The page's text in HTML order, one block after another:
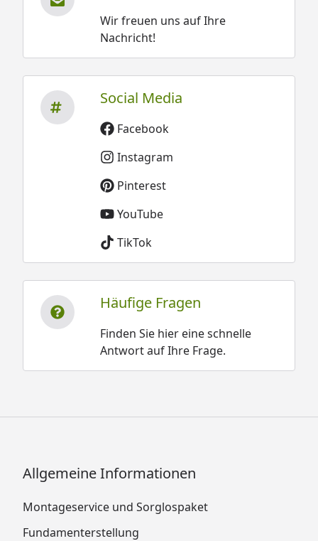
Wir freuen uns auf Ihre
Nachricht!
Social Media
Facebook
Instagram
Pinterest
YouTube
TikTok
Häufige Fragen
Finden Sie hier eine schnelle
Antwort auf Ihre Frage.
Allgemeine Informationen
Montageservice und Sorglospaket
Fundamenterstellung